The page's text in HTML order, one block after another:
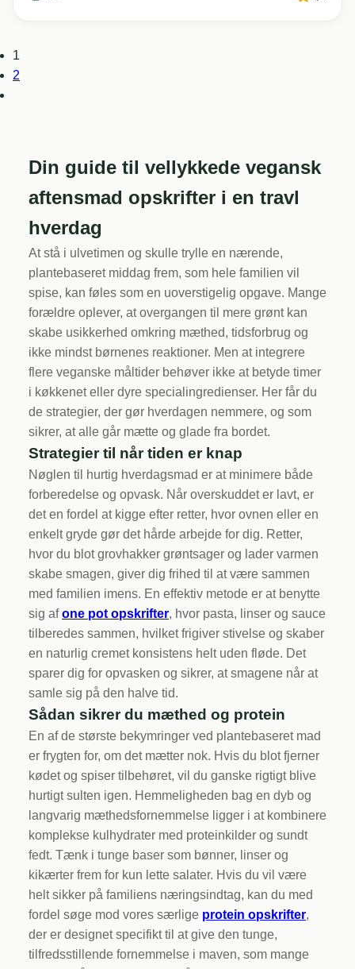
1
2
Din guide til vellykkede vegansk
aftensmad opskrifter i en travl
hverdag
At stå i ulvetimen og skulle trylle en nærende,
plantebaseret middag frem, som hele familien vil
spise, kan føles som en uoverstigelig opgave. Mange
forældre oplever, at overgangen til mere grønt kan
skabe usikkerhed omkring mæthed, tidsforbrug og
ikke mindst børnenes reaktioner. Men at integrere
flere veganske måltider behøver ikke at betyde timer
i køkkenet eller dyre specialingredienser. Her får du
de strategier, der gør hverdagen nemmere, og som
sikrer, at alle går mætte og glade fra bordet.
Strategier til når tiden er knap
Nøglen til hurtig hverdagsmad er at minimere både
forberedelse og opvask. Når overskuddet er lavt, er
det en fordel at kigge efter retter, hvor ovnen eller en
enkelt gryde gør det hårde arbejde for dig. Retter,
hvor du blot grovhakker grøntsager og lader varmen
skabe smagen, giver dig frihed til at være sammen
med familien imens. En effektiv metode er at benytte
sig afone pot opskrifter, hvor pasta, linser og sauce
tilberedes sammen, hvilket frigiver stivelse og skaber
en naturlig cremet konsistens helt uden fløde. Det
sparer dig for opvasken og sikrer, at smagene når at
samle sig på den halve tid.
Sådan sikrer du mæthed og protein
En af de største bekymringer ved plantebaseret mad
er frygten for, om det mætter nok. Hvis du blot fjerner
kødet og spiser tilbehøret, vil du ganske rigtigt blive
hurtigt sulten igen. Hemmeligheden bag en dyb og
langvarig mæthedsfornemmelse ligger i at kombinere
komplekse kulhydrater med proteinkilder og sundt
fedt. Tænk i tunge baser som bønner, linser og
kikærter frem for kun lette salater. Hvis du vil være
helt sikker på familiens næringsindtag, kan du med
fordel søge mod vores særlige protein opskrifter,
der er designet specifikt til at give den tunge,
tilfredsstillende fornemmelse i maven, som mange